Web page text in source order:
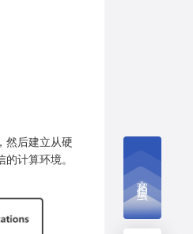
然后建立从硬
计算环境。